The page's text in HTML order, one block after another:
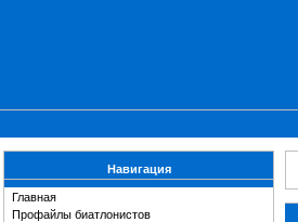
Навигация
Главная
Профайлы биатлонистов